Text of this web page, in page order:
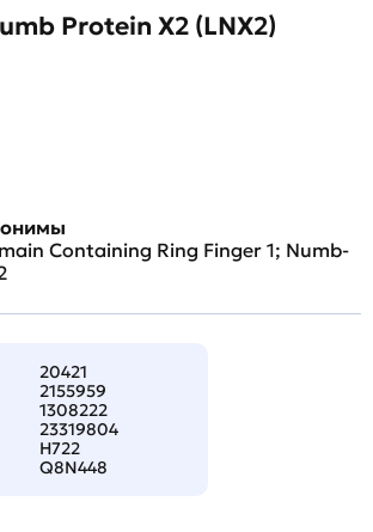
Protein X2 (LNX2)
Containing Ring Finger 1; Numb-
20421
2155959
1308222
23319804
H722
Q8N448